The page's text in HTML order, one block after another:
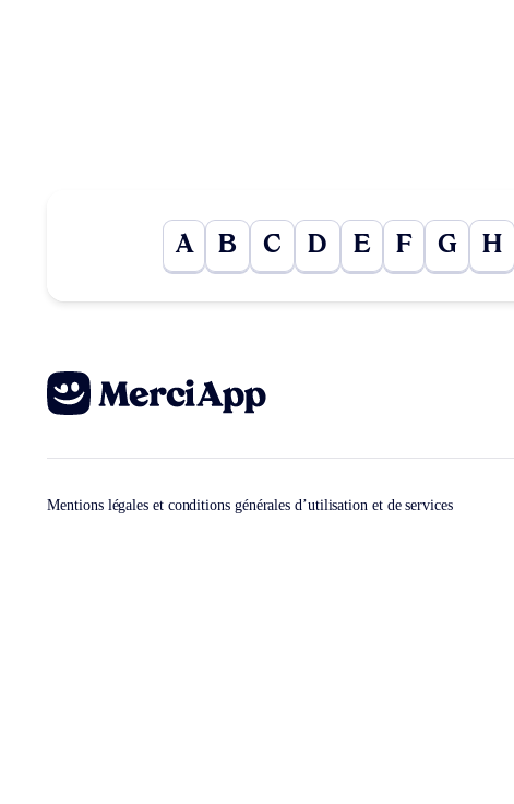
A B C D E F G H
Mentions légales et conditions générales d’utilisation et de services